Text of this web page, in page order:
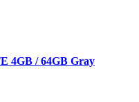
4GB / 64GB Gray